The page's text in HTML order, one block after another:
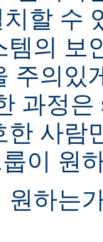
할 수
템의 보
주의있
과정
한 사람
이 원
원하는